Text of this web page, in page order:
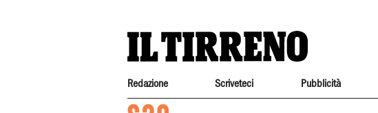
Redazione Scriveteci Pubblicità